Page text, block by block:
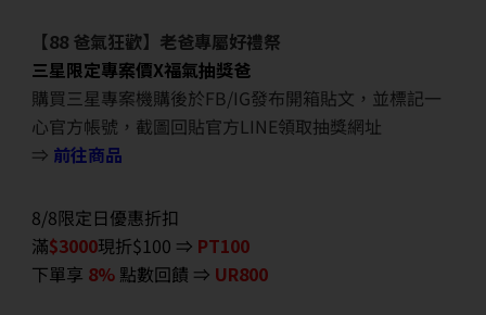
【88 爸氣狂歡】老爸專屬好禮祭
三星限定專案價X福氣抽獎爸
購買三星專案機購後於FB/IG發布開箱貼文，並標記一
心官方帳號，截圖回貼官方LINE領取抽獎網址
⇒ 前往商品
8/8限定日優惠折扣
滿$3000現折$100 ⇒ PT100
下單享 8% 點數回饋 ⇒ UR800